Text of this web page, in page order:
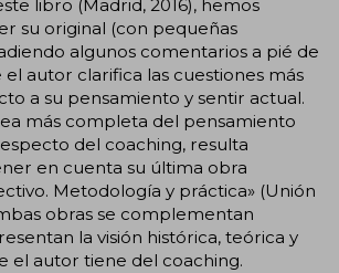
libro (Madrid, 2016), hemos
su original (con pequeñas
algunos comentarios a pié de
el autor clarifica las cuestiones más
a su pensamiento y sentir actual.
más completa del pensamiento
del coaching, resulta
en cuenta su última obra
Metodología y práctica» (Unión
obras se complementan
la visión histórica, teórica y
el autor tiene del coaching.